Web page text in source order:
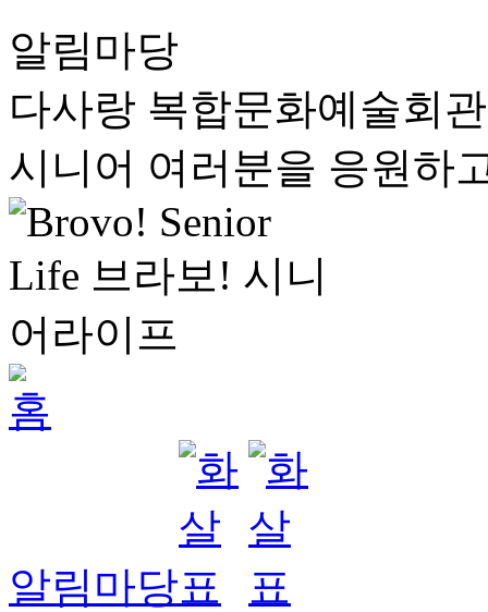
알림마당
다사랑 복합문화예술회
시니어 여러분을 응원하
알림마당